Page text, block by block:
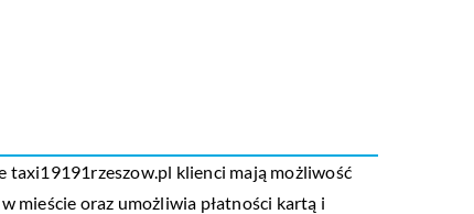
taxi19191rzeszow.pl klienci mają możliwość
mieście oraz umożliwia płatności kartą i